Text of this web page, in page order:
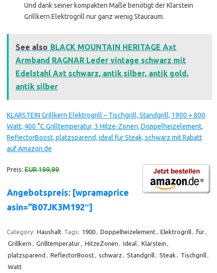
Und dank seiner kompakten Maße benötigt der Klarstein
Grillkern Elektrogrill nur ganz wenig Stauraum.
See also BLACK MOUNTAIN HERITAGE Axt
Armband RAGNAR Leder vintage schwarz mit
Edelstahl Axt schwarz, antik silber, antik gold,
antik silber
KLARSTEIN Grillkern Elektrogrill – Tischgrill, Standgrill, 1900 + 800
Watt, 400 °C Grilltemperatur, 3 Hitze-Zonen, Doppelheizelement,
ReflectorBoost, platzsparend, ideal für Steak, schwarz mit Rabatt
auf Amazon.de
Preis: EUR 199,99
Angebotspreis: [wpramaprice
asin=”B07JK3M192″]
Category: Haushalt Tags: 1900, Doppelheizelement, Elektrogrill, für,
Grillkern , Grilltemperatur, HitzeZonen , Ideal, Klarstein ,
platzsparend , ReflectorBoost, schwarz , Standgrill, Steak , Tischgrill,
Watt